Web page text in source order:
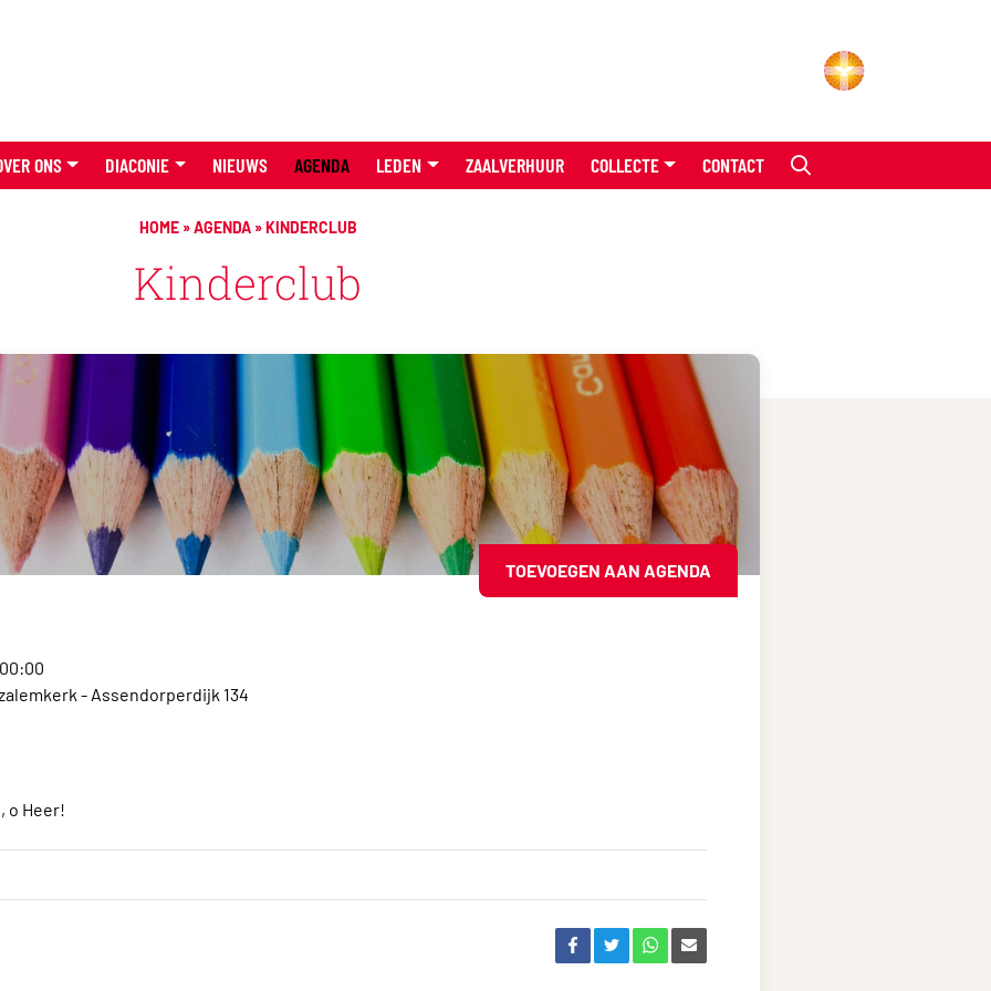
ONS DIACONIE NIEUWS AGENDA LEDEN ZAALVERHUUR COLLECTE CONTACT
HOME»AGENDA»KINDERCLUB
Kinderclub
TOEVOEGEN AAN AGENDA
- Assendorperdijk 134
o Heer!